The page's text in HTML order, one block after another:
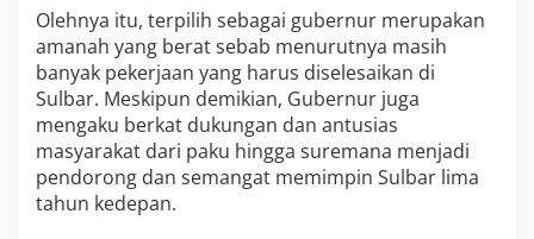
a
D
o
a
W
a
g
a
Olehnya itu, terpilih sebagai gubernur merupakan
amanah yang berat sebab menurutnya masih
banyak pekerjaan yang harus diselesaikan di
Sulbar. Meskipun demikian, Gubernur juga
mengaku berkat dukungan dan antusias
masyarakat dari paku hingga suremana menjadi
pendorong dan semangat memimpin Sulbar lima
tahun kedepan.